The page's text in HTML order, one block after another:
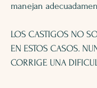
manejan
LOS CASTIGOS NO
EN ESTOS CASOS.
CORRIGE UNA